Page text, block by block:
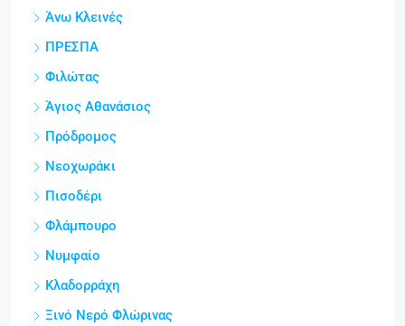
Άνω Κλεινές
ΠΡΕΣΠΑ
Φιλώτας
Άγιος Αθανάσιος
Πρόδρομος
Νεοχωράκι
Πισοδέρι
Φλάμπουρο
Νυμφαίο
Κλαδορράχη
Ξινό Νερό Φλώρινας